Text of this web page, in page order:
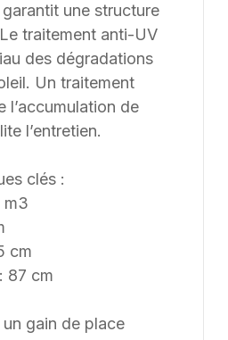
une structure
traitement anti-UV
des dégradations
Un traitement
l’accumulation de
l’entretien.
clés :
m3
cm
87 cm
gain de place